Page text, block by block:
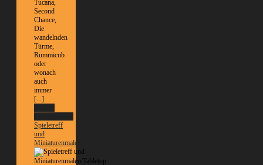
Tucana,
Second
Chance,
Die
wandelnden
Türme,
Rummicub
oder
wonach
auch
immer
[...]
Spieletreff
und
Miniaturenmalen/Tabletop